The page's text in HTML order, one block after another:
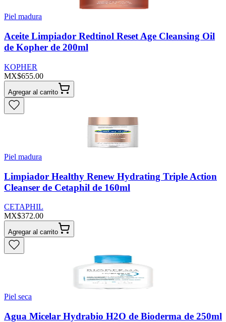
Piel madura
Aceite Limpiador Redtinol Reset Age Cleansing Oil
de Kopher de 200ml
KOPHER
MX$655.00
Agregar al carrito
Piel madura
Limpiador Healthy Renew Hydrating Triple Action
Cleanser de Cetaphil de 160ml
CETAPHIL
MX$372.00
Agregar al carrito
Piel seca
Agua Micelar Hydrabio H2O de Bioderma de 250ml